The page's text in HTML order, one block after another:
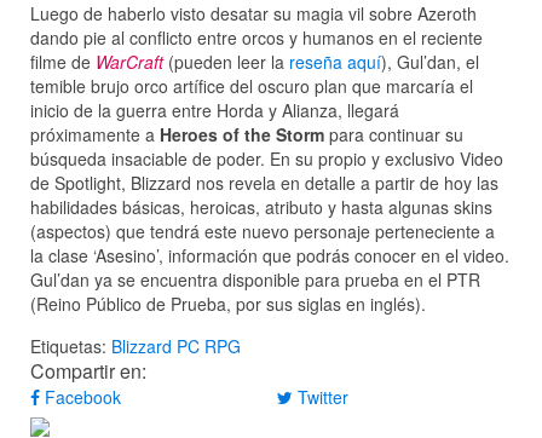
Luego de haberlo visto desatar su magia vil sobre Azeroth
dando pie al conflicto entre orcos y humanos en el reciente
filme de WarCraft(pueden leer la reseña aquí), Gul’dan, el
temible brujo orco artífice del oscuro plan que marcaría el
inicio de la guerra entre Horda y Alianza, llegará
próximamente a Heroes of the Storm para continuar su
búsqueda insaciable de poder. En su propio y exclusivo Video
de Spotlight, Blizzard nos revela en detalle a partir de hoy las
habilidades básicas, heroicas, atributo y hasta algunas skins
(aspectos) que tendrá este nuevo personaje perteneciente a
la clase ‘Asesino’, información que podrás conocer en el video.
Gul’dan ya se encuentra disponible para prueba en el PTR
(Reino Público de Prueba, por sus siglas en inglés).
Etiquetas: Blizzard PC RPG
Compartir en:
Facebook Twitter